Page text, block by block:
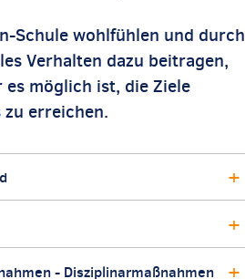
Schule wohlfühlen und durch
Verhalten dazu beitragen,
möglich ist, die Ziele
erreichen.
- Disziplinarmaßnahmen